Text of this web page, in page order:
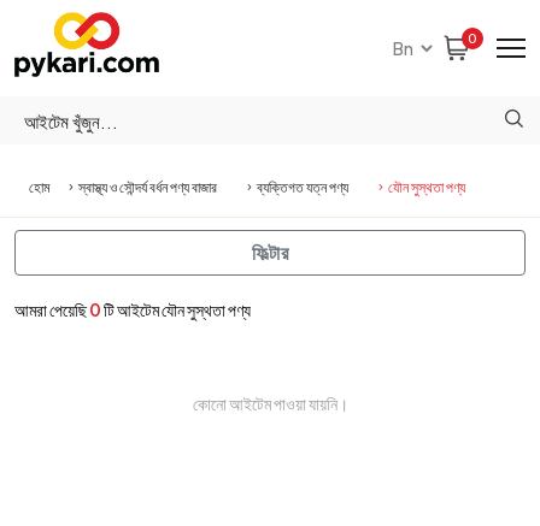
0
হোম স্বাস্থ্য ও সৌন্দর্য বর্ধন পণ্য বাজার ব্যক্তিগত যত্ন পণ্য যৌন সুস্থতা পণ্য
আমরা পেয়েছি0টি আইটেম যৌন সুস্থতা পণ্য
কোনো আইটেম পাওয়া যায়নি।
ফিল্টার